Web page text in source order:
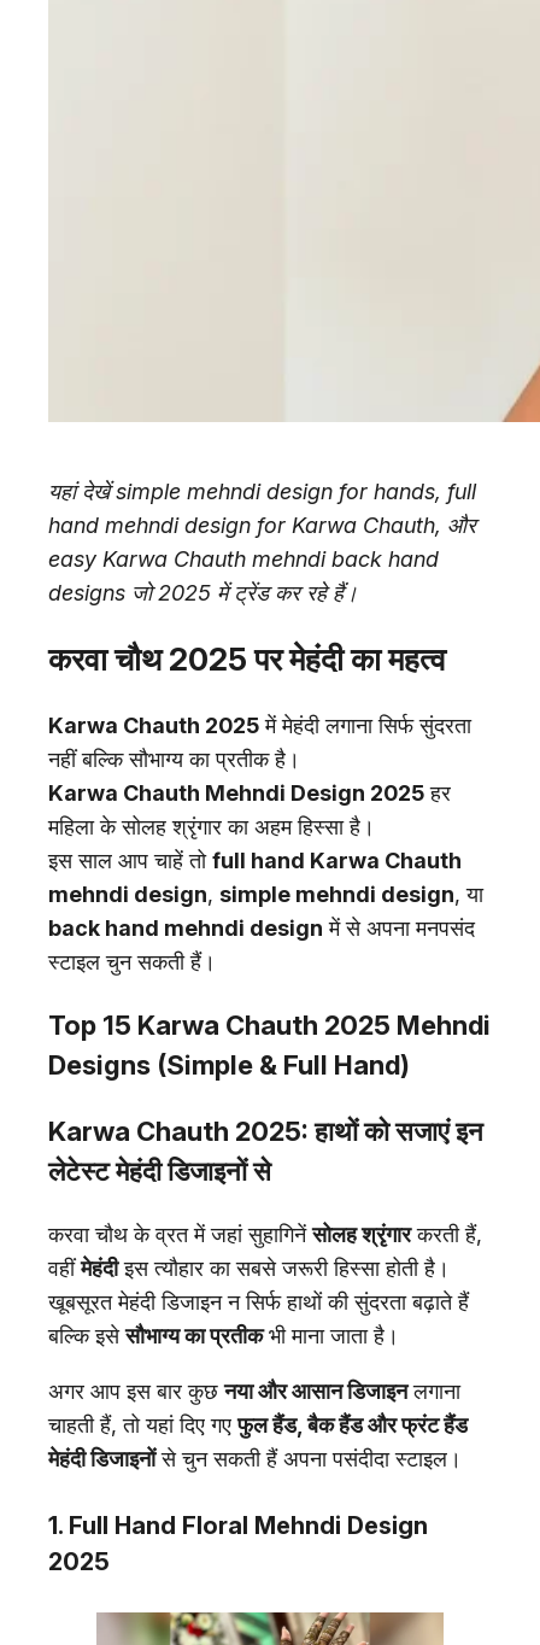
यहां देखें simple mehndi design for hands, full
hand mehndi design for Karwa Chauth, और
easy Karwa Chauth mehndi back hand
designs जो 2025 में ट्रेंड कर रहे हैं।
करवा चौथ 2025 पर मेहंदी का महत्व
Karwa Chauth 2025में मेहंदी लगाना सिर्फ सुंदरता
नहीं बल्कि सौभाग्य का प्रतीक है।
Karwa Chauth Mehndi Design 2025हर
महिला के सोलह श्रृंगार का अहम हिस्सा है।
इस साल आप चाहें तोfull hand Karwa Chauth
mehndi design, simple mehndi design, या
back hand mehndi design में से अपना मनपसंद
स्टाइल चुन सकती हैं।
Top 15 Karwa Chauth 2025 Mehndi
Designs (Simple & Full Hand)
Karwa Chauth 2025: हाथों को सजाएं इन
लेटेस्ट मेहंदी डिजाइनों से
करवा चौथ के व्रत में जहां सुहागिनेंसोलह श्रृंगारकरती हैं,
वहींमेहंदीइस त्यौहार का सबसे जरूरी हिस्सा होती है।
खूबसूरत मेहंदी डिजाइन न सिर्फ हाथों की सुंदरता बढ़ाते हैं
बल्कि इसेसौभाग्य का प्रतीकभी माना जाता है।
अगर आप इस बार कुछनया और आसान डिजाइनलगाना
चाहती हैं, तो यहां दिए गएफुल हैंड, बैक हैंड और फ्रंट हैंड
मेहंदी डिजाइनोंसे चुन सकती हैं अपना पसंदीदा स्टाइल।
1. Full Hand Floral Mehndi Design
2025